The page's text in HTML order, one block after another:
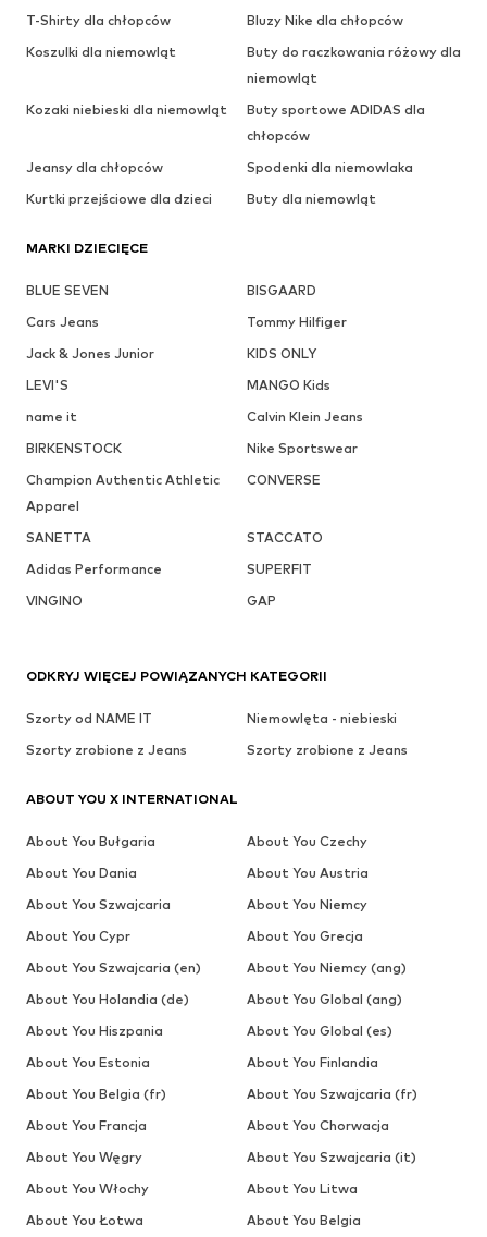
T-Shirty dla chłopców
Bluzy Nike dla chłopców
Koszulki dla niemowląt
Buty do raczkowania różowy dla
niemowląt
Kozaki niebieski dla niemowląt
Buty sportowe ADIDAS dla
chłopców
Jeansy dla chłopców
Spodenki dla niemowlaka
Kurtki przejściowe dla dzieci
Buty dla niemowląt
MARKI DZIECIĘCE
BLUE SEVEN
BISGAARD
Cars Jeans
Tommy Hilfiger
Jack & Jones Junior
KIDS ONLY
LEVI'S
MANGO Kids
name it
Calvin Klein Jeans
BIRKENSTOCK
Nike Sportswear
Champion Authentic Athletic
Apparel
CONVERSE
SANETTA
STACCATO
Adidas Performance
SUPERFIT
VINGINO
GAP
ODKRYJ WIĘCEJ POWIĄZANYCH KATEGORII
Szorty od NAME IT
Niemowlęta - niebieski
Szorty zrobione z Jeans
Szorty zrobione z Jeans
ABOUT YOU X INTERNATIONAL
About You Bułgaria
About You Czechy
About You Dania
About You Austria
About You Szwajcaria
About You Niemcy
About You Cypr
About You Grecja
About You Szwajcaria (en)
About You Niemcy (ang)
About You Holandia (de)
About You Global (ang)
About You Hiszpania
About You Global (es)
About You Estonia
About You Finlandia
About You Belgia (fr)
About You Szwajcaria (fr)
About You Francja
About You Chorwacja
About You Węgry
About You Szwajcaria (it)
About You Włochy
About You Litwa
About You Łotwa
About You Belgia